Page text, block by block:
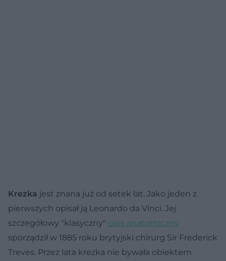
Krezka jest znana już od setek lat. Jako jeden z
pierwszych opisał ją Leonardo da Vinci. Jej
szczegółowy "klasyczny" opis anatomiczny
sporządził w 1885 roku brytyjski chirurg Sir Frederick
Treves. Przez lata krezka nie bywała obiektem